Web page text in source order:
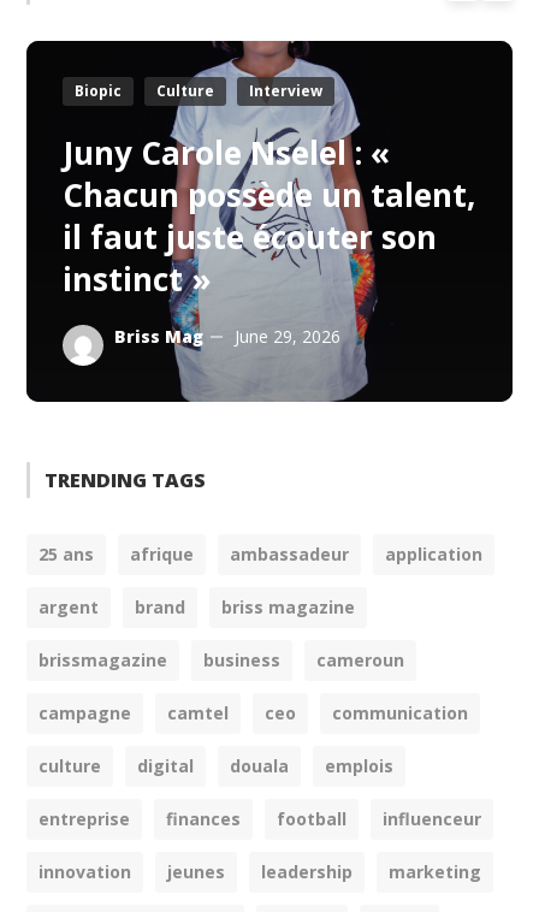
Juny Carole Nselel : «
Chacun possède un talent,
il faut juste écouter son
instinct »
Briss Mag June 29, 2026
Biopic Culture Interview
TRENDING TAGS
25 ans afrique ambassadeur application
argent brand briss magazine
brissmagazine business cameroun
campagne camtel ceo communication
culture digital douala emplois
entreprise finances football influenceur
innovation jeunes leadership marketing